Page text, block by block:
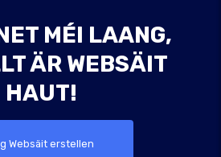
MÉI LAANG,
ÄR WEBSÄIT
HAUT!
Websäit erstellen